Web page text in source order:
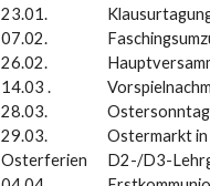
23.01.
07.02.
26.02.
14.03 .
28.03.
29.03.
Ostermarkt in
Osterferien
D2-/D3-